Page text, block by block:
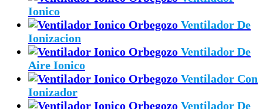
Ionico
Ventilador De
Ionizacion
Ventilador De
Aire Ionico
Ventilador Con
Ionizador
Ventilador De